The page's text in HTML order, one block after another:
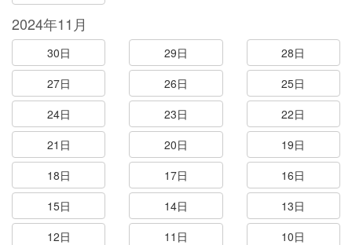
2024年11月
30日 29日
28日
27日
26日
25日
24日
23日
22日
21日
20日
19日
18日
17日
16日
15日
14日
13日
12日
11日
10日